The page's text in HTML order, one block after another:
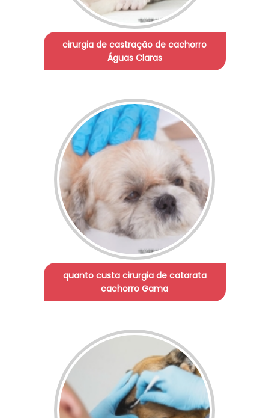
cirurgia de castração de cachorro
Águas Claras
quanto custa cirurgia de catarata
cachorro Gama